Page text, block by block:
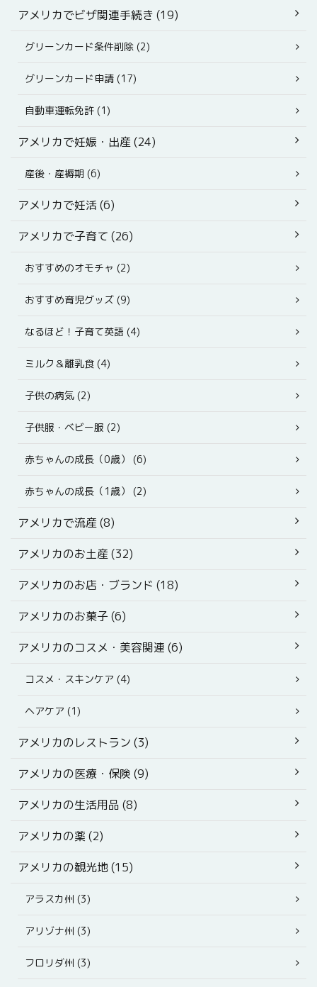
アメリカでビザ関連手続き (19)
グリーンカード条件削除 (2)
グリーンカード申請 (17)
自動車運転免許 (1)
アメリカで妊娠・出産 (24)
産後・産褥期 (6)
アメリカで妊活 (6)
アメリカで子育て (26)
おすすめのオモチャ (2)
おすすめ育児グッズ (9)
なるほど！子育て英語 (4)
ミルク＆離乳食 (4)
子供の病気 (2)
子供服・ベビー服 (2)
赤ちゃんの成長（0歳） (6)
赤ちゃんの成長（1歳） (2)
アメリカで流産 (8)
アメリカのお土産 (32)
アメリカのお店・ブランド (18)
アメリカのお菓子 (6)
アメリカのコスメ・美容関連 (6)
コスメ・スキンケア (4)
ヘアケア (1)
アメリカのレストラン (3)
アメリカの医療・保険 (9)
アメリカの生活用品 (8)
アメリカの薬 (2)
アメリカの観光地 (15)
アラスカ州 (3)
アリゾナ州 (3)
フロリダ州 (3)